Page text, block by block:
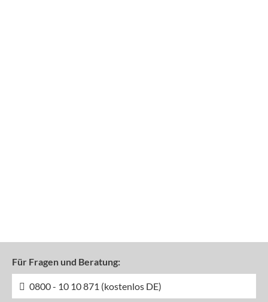
Für Fragen und Beratung:
0800 - 10 10 871 (kostenlos DE)